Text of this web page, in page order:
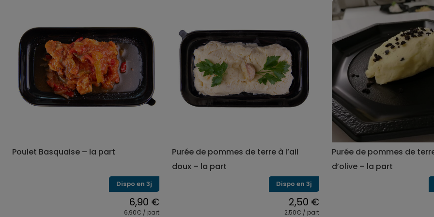
variations.
Les
options
peuvent
être
choisies
sur
la
a
plusieurs
Les
options
peuvent
être
page
produit
Poulet Basquaise – la part
Dispo en 3j
6,90 €
6,90€ / part
Purée de pommes de terre à l’ail
doux – la part
Dispo en 3j
2,50 €
2,50€ / part
Purée de pommes de
d’olive – la part